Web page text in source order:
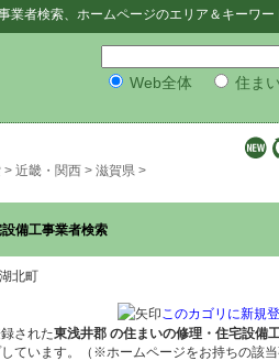
業者検索、ホームページのエリア＆キーワー
Web全体 住ま
> 近畿・関西 > 滋賀県 >
備工事業者検索
北町
このカゴリに新規
された東浅井郡 の住まいの修理・住宅設備
ています。（※ホームページをお持ちの該